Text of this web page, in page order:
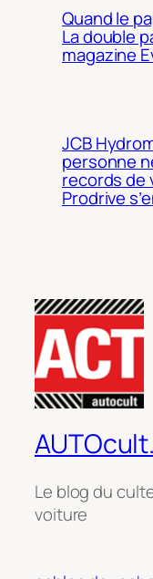
Quand le
La double
magazine
JCB
personne
records de
Prodrive
Le blog du
voiture